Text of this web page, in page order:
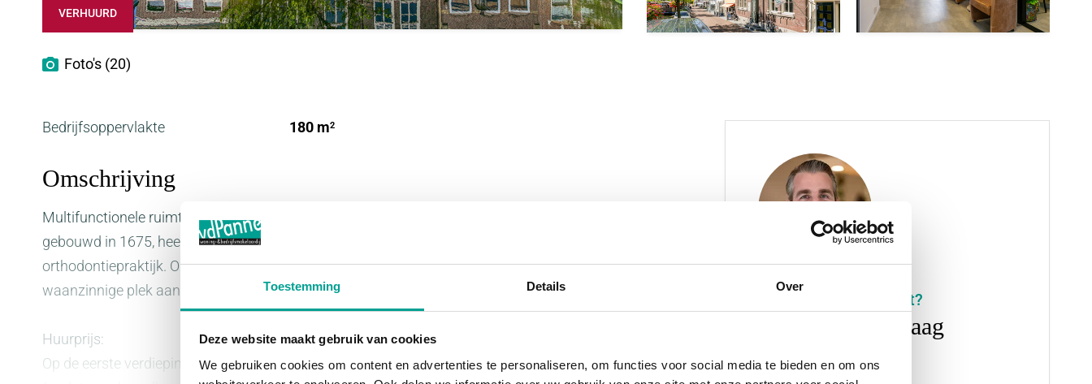
Toestemming Details Over
Deze website maakt gebruik van cookies
We gebruiken cookies om content en advertenties te personaliseren, om functies voor social media te bieden en om ons
VERHUURD
Foto's (20)
Bedrijfsoppervlakte 180 m2
Omschrijving
Multifunctionele ruimtes in het monumentale Weeshuis in Maassluis! Een brok historie. Het pand is
gebouwd in 1675, heeft diverse functies gehad en is de laatste jaren in gebruik als
orthodontiepraktijk. Op de twee verdiepingen zijn echter diverse kantoorruimtes te vinden, op een
waanzinnige plek aan het water en in het centrum!
Huurprijs:
Op de eerste verdieping is een ruimte van 35 m2 beschikbaar. De huurprijs hiervan bedraagt € 700,-
Interesse in dit object?
Rody helpt u graag
0180 33 22 22